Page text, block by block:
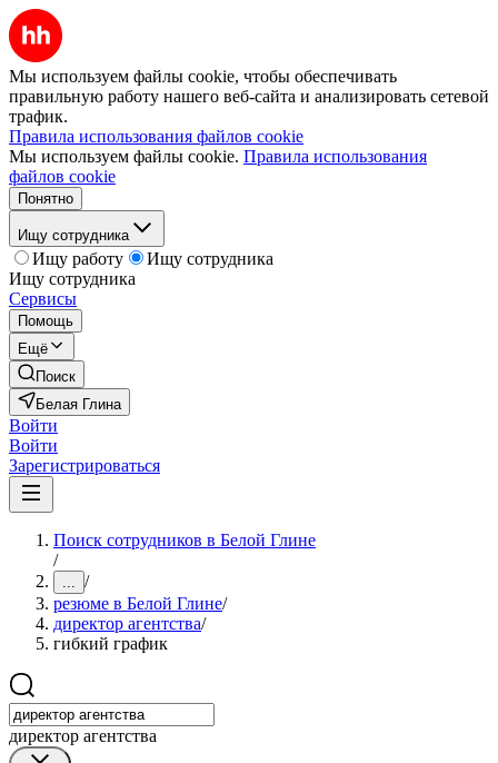
Мы используем файлы cookie, чтобы обеспечивать
правильную работу нашего веб-сайта и анализировать сетевой
трафик.
Правила использования файлов cookie
Мы используем файлы cookie. Правила использования
файлов cookie
Понятно
Ищу сотрудника
Ищу работу
Ищу сотрудника
Ищу сотрудника
Сервисы
Помощь
Ещё
Поиск
Белая Глина
Войти
Войти
Зарегистрироваться
Поиск сотрудников в Белой Глине
/
... /
резюме в Белой Глине/
директор агентства/
гибкий график
директор агентства